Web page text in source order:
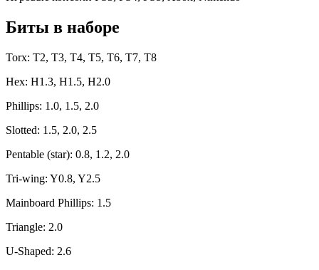
Биты в наборе
Torx: T2, T3, T4, T5, T6, T7, T8
Нех: Н1.3, Н1.5, Н2.0
Phillips: 1.0, 1.5, 2.0
Slotted: 1.5, 2.0, 2.5
Pentable (star): 0.8, 1.2, 2.0
Tri-wing: Y0.8, Y2.5
Mainboard Phillips: 1.5
Triangle: 2.0
U-Shaped: 2.6